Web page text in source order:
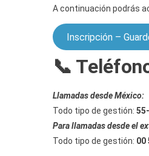
A continuación podrás
Inscripción –
📞
Llamadas desde México:
Todo tipo de gestión:
Para llamadas desde el
Todo tipo de gestión: 00